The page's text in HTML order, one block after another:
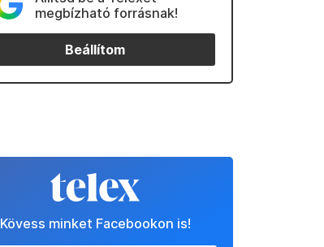
megbízható forrásnak!
Beállítom
Kövess minket Facebookon is!